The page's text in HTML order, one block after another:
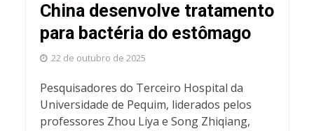
China desenvolve tratamento
para bactéria do estômago
22 de outubro de 2025
Pesquisadores do Terceiro Hospital da
Universidade de Pequim, liderados pelos
professores Zhou Liya e Song Zhiqiang,